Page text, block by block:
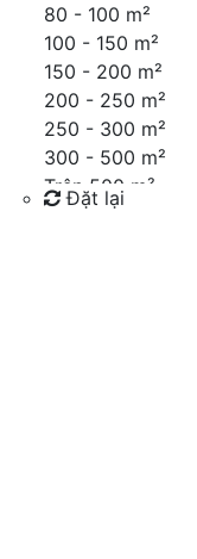
80 - 100 m²
100 - 150 m²
150 - 200 m²
200 - 250 m²
250 - 300 m²
300 - 500 m²
Trên 500 m²
Đặt lại